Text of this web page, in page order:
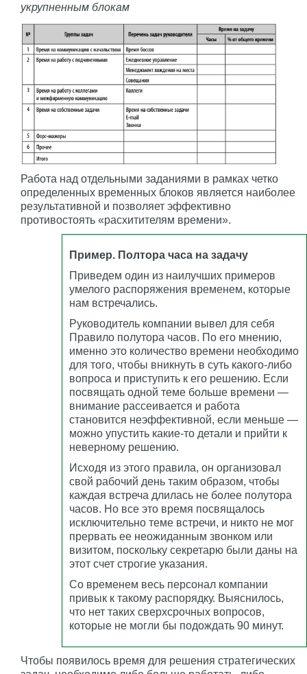
укрупненным блокам
Работа над отдельными заданиями в рамках четко
определенных временных блоков является наиболее
результативной и позволяет эффективно
противостоять «расхитителям времени».
Пример. Полтора часа на задачу
Приведем один из наилучших примеров
умелого распоряжения временем, которые
нам встречались.
Руководитель компании вывел для себя
Правило полутора часов. По его мнению,
именно это количество времени необходимо
для того, чтобы вникнуть в суть какого-либо
вопроса и приступить к его решению. Если
посвящать одной теме больше времени —
внимание рассеивается и работа
становится неэффективной, если меньше —
можно упустить какие-то детали и прийти к
неверному решению.
Исходя из этого правила, он организовал
свой рабочий день таким образом, чтобы
каждая встреча длилась не более полутора
часов. Но все это время посвящалось
исключительно теме встречи, и никто не мог
прервать ее неожиданным звонком или
визитом, поскольку секретарю были даны на
этот счет строгие указания.
Со временем весь персонал компании
привык к такому распорядку. Выяснилось,
что нет таких сверхсрочных вопросов,
которые не могли бы подождать 90 минут.
Чтобы появилось время для решения стратегических